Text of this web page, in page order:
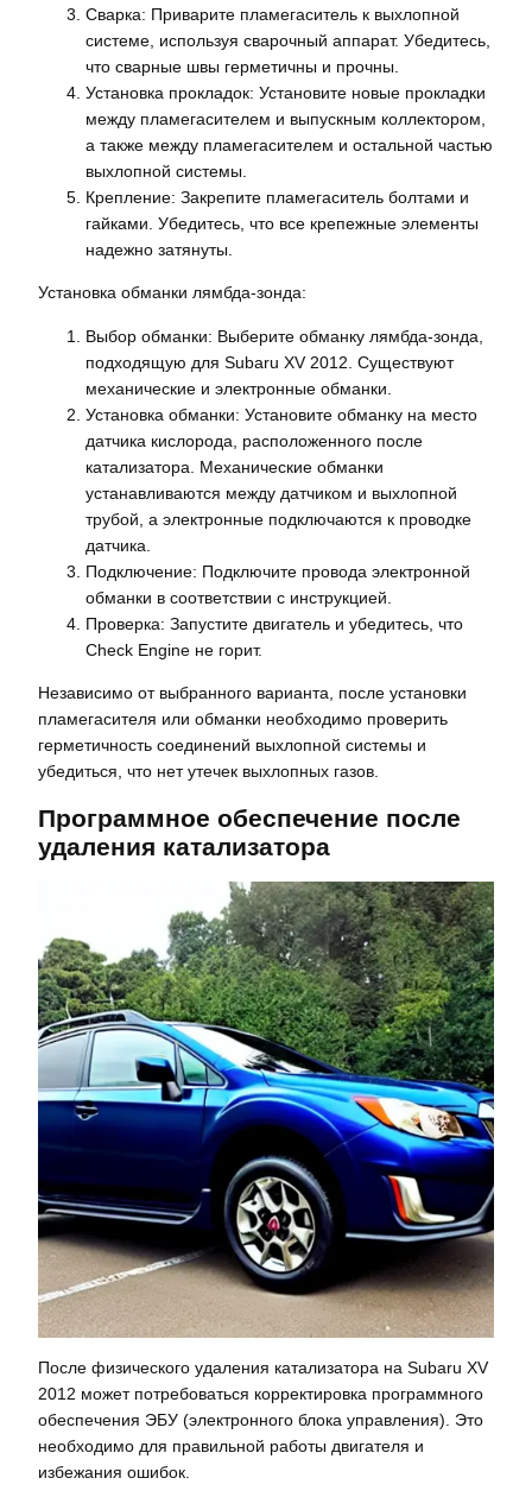
Сварка: Приварите пламегаситель к выхлопной
системе, используя сварочный аппарат. Убедитесь,
что сварные швы герметичны и прочны.
Установка прокладок: Установите новые прокладки
между пламегасителем и выпускным коллектором,
а также между пламегасителем и остальной частью
выхлопной системы.
Крепление: Закрепите пламегаситель болтами и
гайками. Убедитесь, что все крепежные элементы
надежно затянуты.
Установка обманки лямбда-зонда:
Выбор обманки: Выберите обманку лямбда-зонда,
подходящую для Subaru XV 2012. Существуют
механические и электронные обманки.
Установка обманки: Установите обманку на место
датчика кислорода, расположенного после
катализатора. Механические обманки
устанавливаются между датчиком и выхлопной
трубой, а электронные подключаются к проводке
датчика.
Подключение: Подключите провода электронной
обманки в соответствии с инструкцией.
Проверка: Запустите двигатель и убедитесь, что
Check Engine не горит.
Независимо от выбранного варианта, после установки
пламегасителя или обманки необходимо проверить
герметичность соединений выхлопной системы и
убедиться, что нет утечек выхлопных газов.
Программное обеспечение после
удаления катализатора
После физического удаления катализатора на Subaru XV
2012 может потребоваться корректировка программного
обеспечения ЭБУ (электронного блока управления). Это
необходимо для правильной работы двигателя и
избежания ошибок.